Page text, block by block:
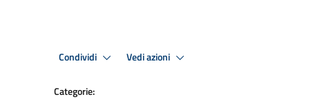
Condividi Vedi azioni
Categorie: